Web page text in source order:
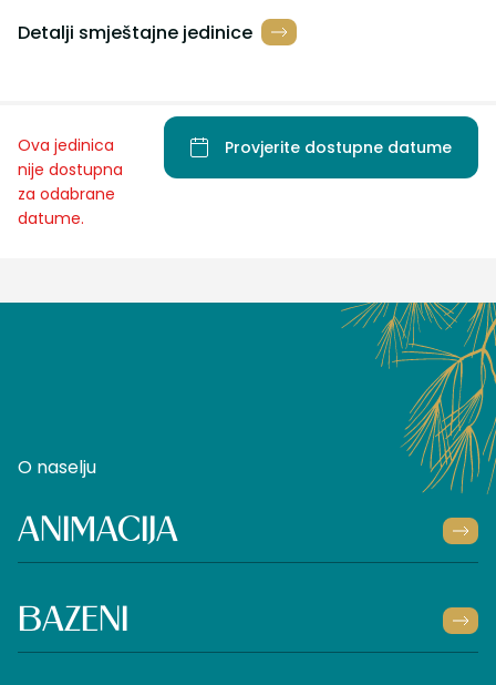
Detalji smještajne jedinice
Ova jedinica
nije dostupna
za odabrane
datume.
Provjerite dostupne datume
O naselju
ANIMACIJA
BAZENI